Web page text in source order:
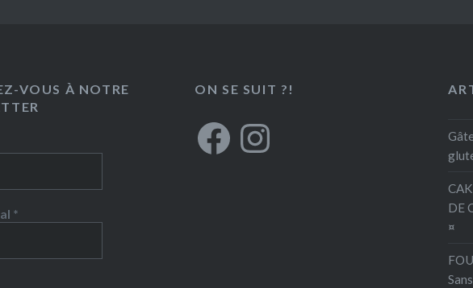
VOUS À NOTRE
*
ON SE SUIT ?!
FacebookInstagram
DE
¤